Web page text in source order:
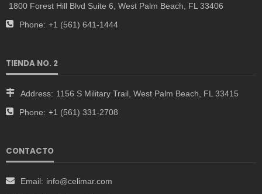
1800 Forest Hill Blvd Suite 6, West Palm Beach, FL 33406
Phone: +1 (561) 641-1444
TIENDA NO. 2
Address: 1156 S Military Trail, West Palm Beach, FL 33415
Phone: +1 (561) 331-2708
CONTACTO
Email: info@celimar.com